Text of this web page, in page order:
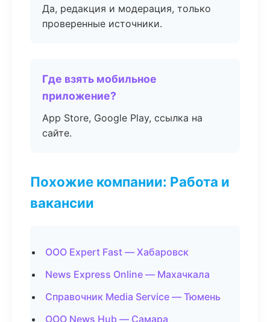
Да, редакция и модерация, только
проверенные источники.
Где взять мобильное
приложение?
App Store, Google Play, ссылка на
сайте.
Похожие компании: Работа и
вакансии
ООО Expert Fast — Хабаровск
News Express Online — Махачкала
Справочник Media Service — Тюмень
ООО News Hub — Самара